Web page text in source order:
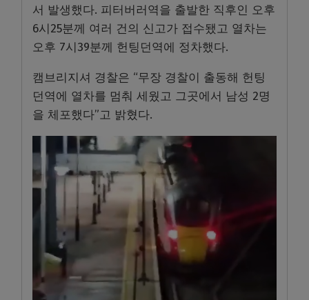
서 발생했다. 피터버러역을 출발한 직후인 오후
6시25분께 여러 건의 신고가 접수됐고 열차는
오후 7시39분께 헌팅던역에 정차했다.
캠브리지셔 경찰은 “무장 경찰이 출동해 헌팅
던역에 열차를 멈춰 세웠고 그곳에서 남성 2명
을 체포했다”고 밝혔다.